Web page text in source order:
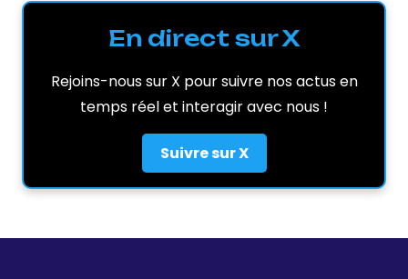
En direct sur X
Rejoins-nous sur X pour suivre nos actus en
temps réel et interagir avec nous !
Suivre sur X